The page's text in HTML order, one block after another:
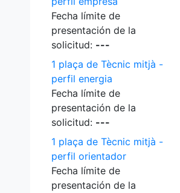
Fecha límite de
presentación de la
solicitud: ---
1 plaça de Tècnic mitjà -
perfil energia
Fecha límite de
presentación de la
solicitud: ---
1 plaça de Tècnic mitjà -
perfil orientador
Fecha límite de
presentación de la